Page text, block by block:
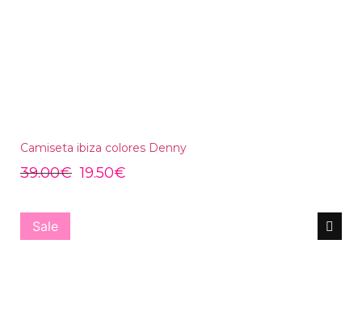
Camiseta ibiza colores Denny
39.00€ 19.50€
Sale